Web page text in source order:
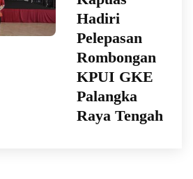
Hadiri
Pelepasan
Rombongan
KPUI GKE
Palangka
Raya Tengah